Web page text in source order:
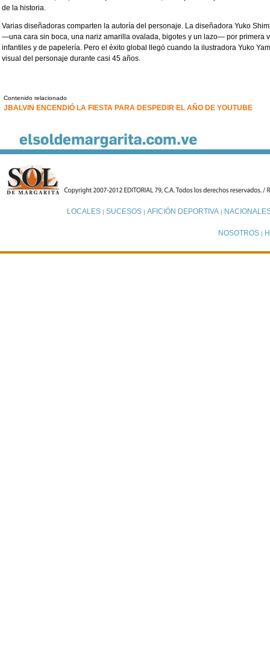
de la historia.
Varias diseñadoras comparten la autoría del personaje. La diseñadora Yuko
—una cara sin boca, una nariz amarilla ovalada, bigotes y un lazo— por primera
infantiles y de papelería. Pero el éxito global llegó cuando la ilustradora Yuko
visual del personaje durante casi 45 años.
Contenido relacionado
JBALVIN ENCENDIÓ LA FIESTA PARA DESPEDIR EL AÑO DE YOUTUBE
LOCALES| SUCESOS| AFICIÓN DEPORTIVA|
NOSOTROS |